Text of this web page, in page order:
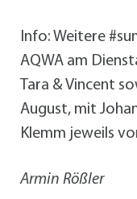
Info: Weitere
AQWA am
Tara & Vincent
August, mit
Klemm jeweils
Armin Rößler